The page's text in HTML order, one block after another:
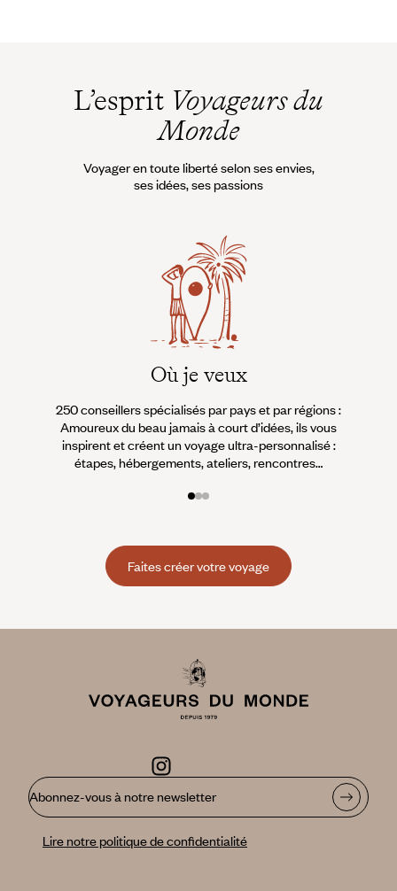
L’esprit Voyageurs du
Monde
Voyager en toute liberté selon ses envies,
ses idées, ses passions
Où je veux
250 conseillers spécialisés par pays et par régions :
Amoureux du beau jamais à court d’idées, ils vous
inspirent et créent un voyage ultra-personnalisé :
étapes, hébergements, ateliers, rencontres…
Faites créer votre voyage
Abonnez-vous à notre newsletter
Lire notre politique de confidentialité